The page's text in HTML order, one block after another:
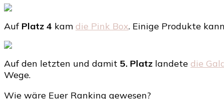
Auf Platz 4 kam die Pink Box. Einige Produkte
Auf den letzten und damit 5. Platz landete die
Wege.
Wie wäre Euer Ranking gewesen?